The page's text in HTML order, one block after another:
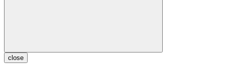
close